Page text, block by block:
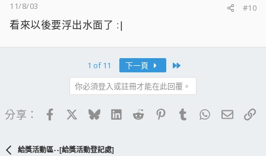
11/8/03
#10
看來以後要浮出水面了 :|
1 of 11 下一頁
你必須登入或註冊才能在此回覆。
分享： FacebookBlueskyLinkedIn
Reddit PinterestTumblrWhatsApp
電子
給獎活動區--[給獎活動登記處]